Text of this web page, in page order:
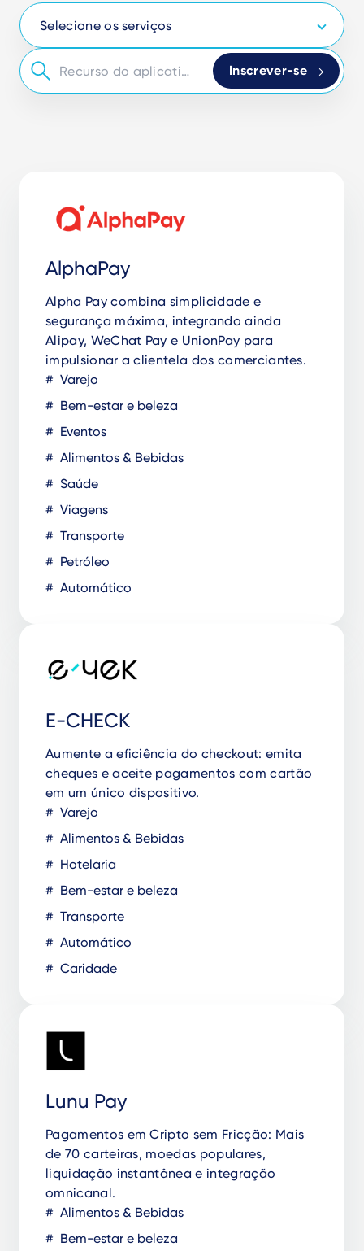
AlphaPay
Alpha Pay combina simplicidade e
segurança máxima, integrando ainda
Alipay, WeChat Pay e UnionPay para
impulsionar a clientela dos comerciantes.
Varejo
Bem-estar e beleza
Eventos
Alimentos & Bebidas
Saúde
Viagens
Transporte
Petróleo
Automático
E-CHECK
Aumente a eficiência do checkout: emita
cheques e aceite pagamentos com cartão
em um único dispositivo.
Varejo
Alimentos & Bebidas
Hotelaria
Bem-estar e beleza
Transporte
Automático
Caridade
Lunu Pay
Pagamentos em Cripto sem Fricção: Mais
de 70 carteiras, moedas populares,
liquidação instantânea e integração
omnicanal.
Alimentos & Bebidas
Bem-estar e beleza